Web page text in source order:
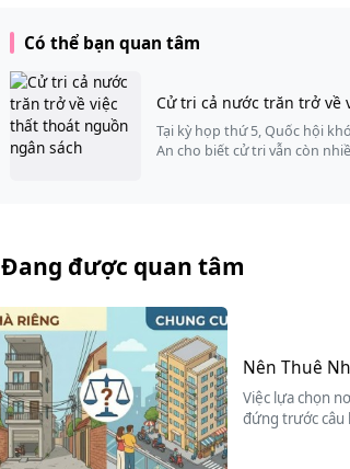
Có thể bạn quan tâm
Cử tri cả nước trăn trở về
Tại kỳ họp thứ 5, Quốc hội
An cho biết cử tri vẫn còn
Đang được quan tâm
Nên Thuê
Việc lựa chọn
đứng trước